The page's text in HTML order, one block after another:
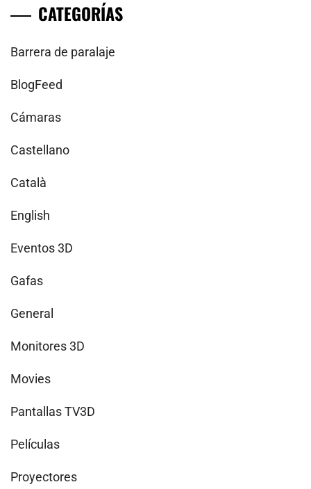
CATEGORÍAS
Barrera de paralaje
BlogFeed
Cámaras
Castellano
Català
English
Eventos 3D
Gafas
General
Monitores 3D
Movies
Pantallas TV3D
Películas
Proyectores